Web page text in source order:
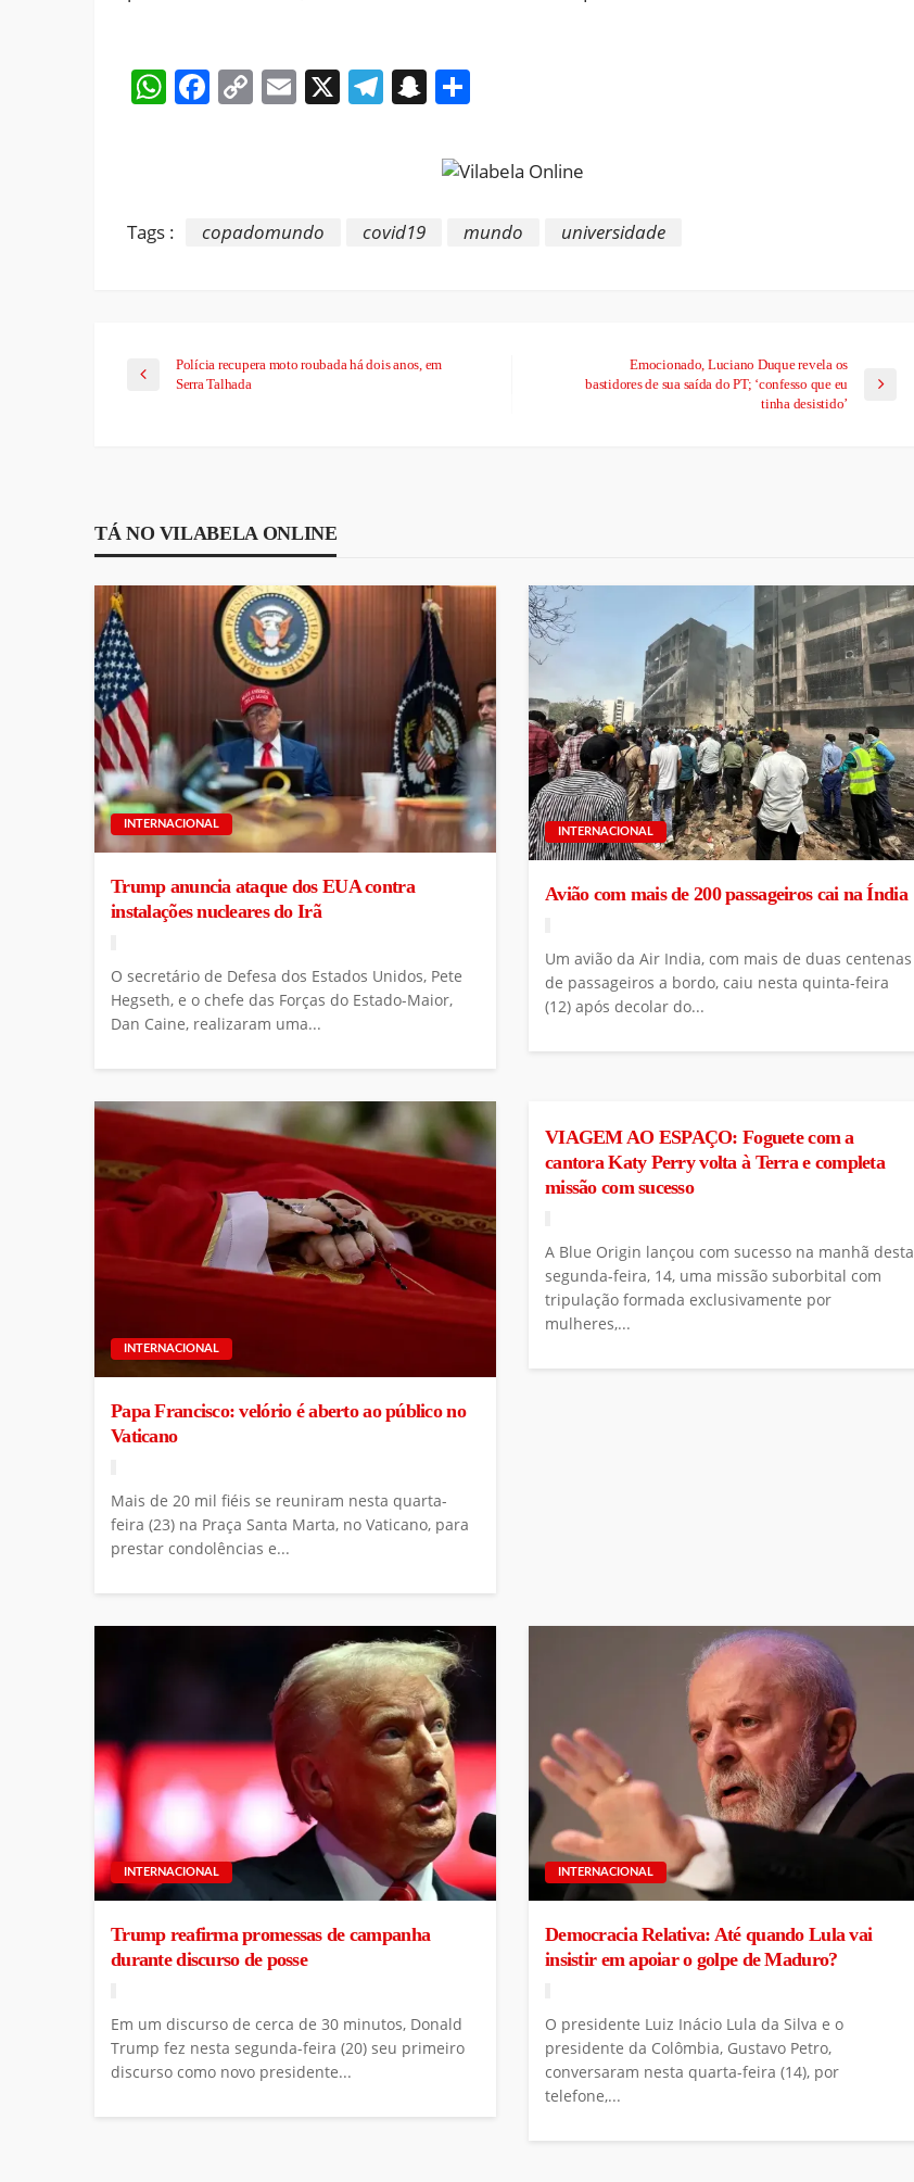
WhatsApp
Facebook
CopyEmail
X Telegram
Snapchat
Tags : copadomundo covid19 mundo universidade
Polícia recupera moto roubada há dois anos, em
Serra Talhada
Emocionado, Luciano Duque revela os
bastidores de sua saída do PT; ‘confesso que eu
tinha desistido’
TÁ NO VILABELA ONLINE
INTERNACIONAL
Trump anuncia ataque dos EUA contra
instalações nucleares do Irã
O secretário de Defesa dos Estados Unidos, Pete
Hegseth, e o chefe das Forças do Estado-Maior,
Dan Caine, realizaram uma...
INTERNACIONAL
Avião com mais de 200 passageiros cai na Índia
Um avião da Air India, com mais de duas centenas
de passageiros a bordo, caiu nesta quinta-feira
(12) após decolar do...
INTERNACIONAL
Papa Francisco: velório é aberto ao público no
Vaticano
Mais de 20 mil fiéis se reuniram nesta quarta-
feira (23) na Praça Santa Marta, no Vaticano, para
prestar condolências e...
VIAGEM AO ESPAÇO: Foguete com a
cantora Katy Perry volta à Terra e completa
missão com sucesso
A Blue Origin lançou com sucesso na manhã desta
segunda-feira, 14, uma missão suborbital com
tripulação formada exclusivamente por
mulheres,...
INTERNACIONAL
Trump reafirma promessas de campanha
durante discurso de posse
Em um discurso de cerca de 30 minutos, Donald
Trump fez nesta segunda-feira (20) seu primeiro
discurso como novo presidente...
INTERNACIONAL
Democracia Relativa: Até quando Lula vai
insistir em apoiar o golpe de Maduro?
O presidente Luiz Inácio Lula da Silva e o
presidente da Colômbia, Gustavo Petro,
conversaram nesta quarta-feira (14), por
telefone,...